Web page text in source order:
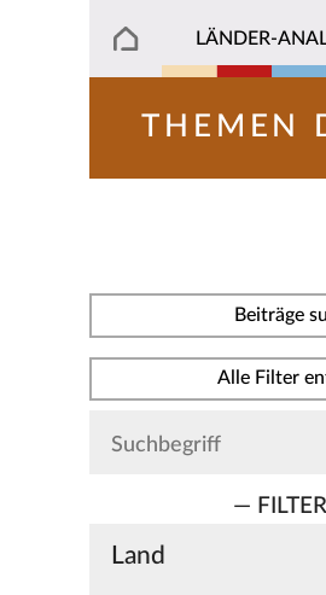
LÄNDER-
THEMEN
Beiträge
Alle Filter
—
Land